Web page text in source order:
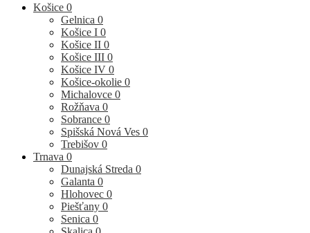
Košice 0
Gelnica 0
Košice I 0
Košice II 0
Košice III 0
Košice IV 0
Košice-okolie 0
Michalovce 0
Rožňava 0
Sobrance 0
Spišská Nová Ves 0
Trebišov 0
Trnava 0
Dunajská Streda 0
Galanta 0
Hlohovec 0
Piešťany 0
Senica 0